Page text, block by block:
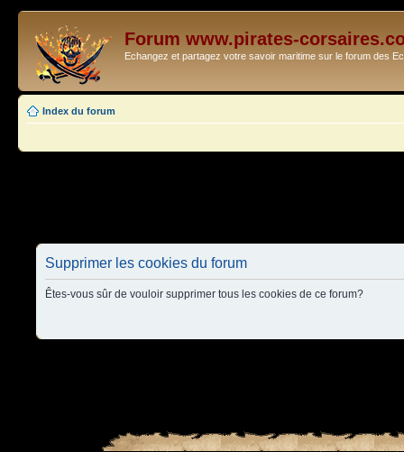
Forum www.pirates-
Echangez et partagez votre savoir maritime sur le forum des
Index du forum
Supprimer les cookies du forum
Êtes-vous sûr de vouloir supprimer tous les cookies de ce forum?